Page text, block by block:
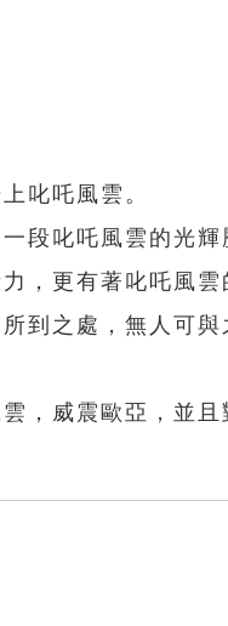
叱吒風雲。
段叱吒風雲的光輝
，更有著叱吒風雲
到之處，無人可
，威震歐亞，並